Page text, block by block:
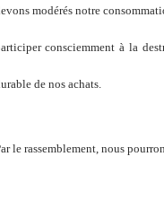
modérés notre
consciemment à la
de nos achats.
le rassemblement, nous